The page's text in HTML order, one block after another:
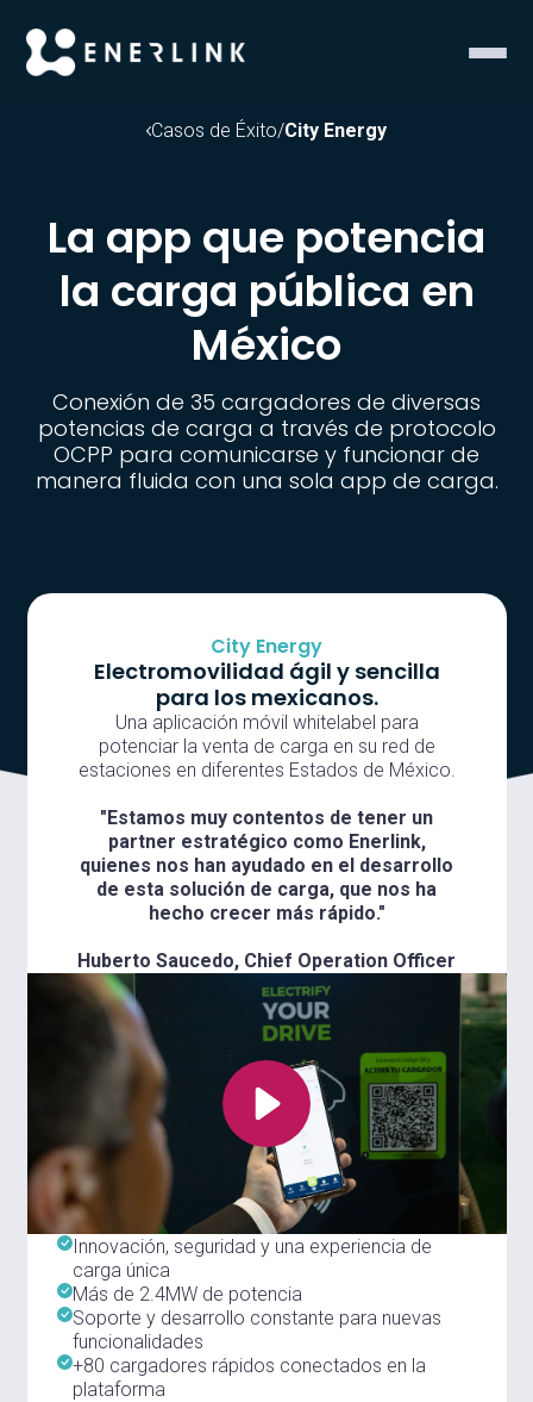
Casos de Éxito/City Energy
La app que potencia
la carga pública en
México
Conexión de 35 cargadores de diversas
potencias de carga a través de protocolo
OCPP para comunicarse y funcionar de
manera fluida con una sola app de carga.
City Energy
Electromovilidad ágil y sencilla
para los mexicanos.
Una aplicación móvil whitelabel para
potenciar la venta de carga en su red de
estaciones en diferentes Estados de México.
"Estamos muy contentos de tener un
partner estratégico como Enerlink,
quienes nos han ayudado en el desarrollo
de esta solución de carga, que nos ha
hecho crecer más rápido."
Huberto Saucedo, Chief Operation Officer
Innovación, seguridad y una experiencia de
carga única
Más de 2.4MW de potencia
Soporte y desarrollo constante para nuevas
funcionalidades
+80 cargadores rápidos conectados en la
plataforma